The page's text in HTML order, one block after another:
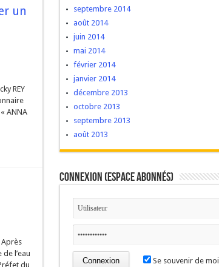
un
REY
ANNA
l’eau
du
septembre 2014
août 2014
juin 2014
mai 2014
février 2014
janvier 2014
décembre 2013
octobre 2013
septembre 2013
août 2013
Connexion (Espace Abonnés)
Se souvenir de moi